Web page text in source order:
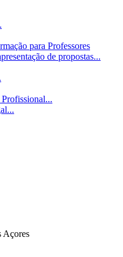
para Professores
de propostas...
Açores